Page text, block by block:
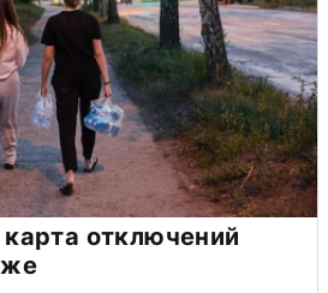
отключений